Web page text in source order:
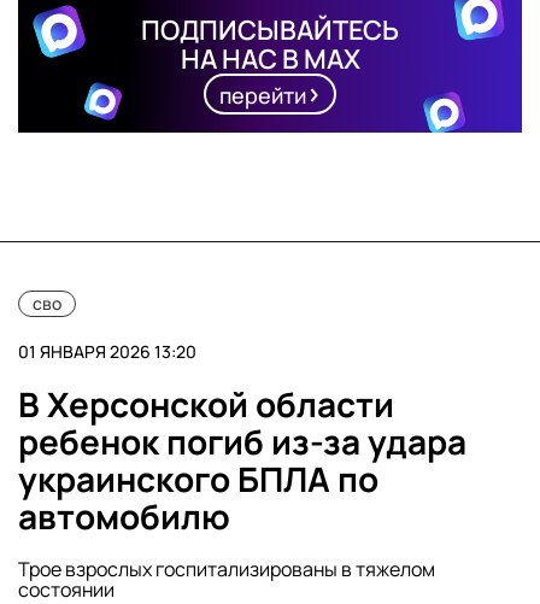
ПОДПИСЫВАЙТЕСЬ
НА НАС В MAX
перейти
сво
01 ЯНВАРЯ 2026 13:20
В Херсонской области
ребенок погиб из-за удара
украинского БПЛА по
автомобилю
Трое взрослых госпитализированы в тяжелом
состоянии